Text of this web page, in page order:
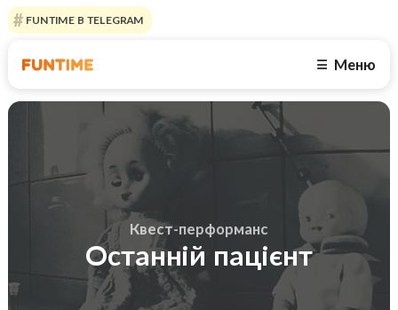
FUNTIME В TELEGRAM
☰ Меню
Квест-перформанс
Останній пацієнт